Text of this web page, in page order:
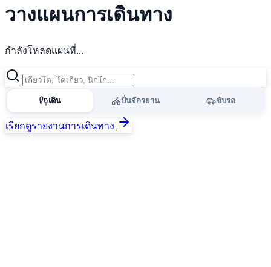
วางแผนการเดินทาง
กำลังโหลดแผนที่...
เดิน ปั่นจักรยาน ขับรถ
เรียกดูรายงานการเดินทาง